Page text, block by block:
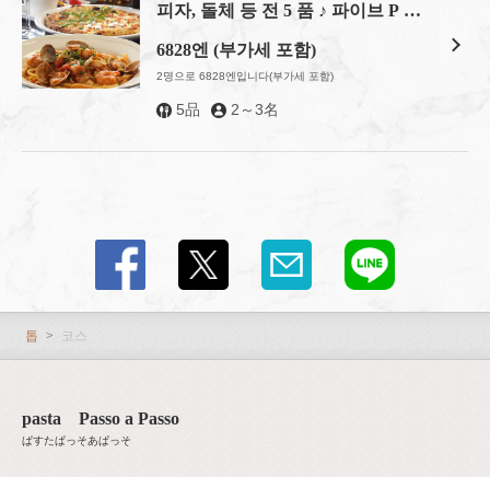
피자, 돌체 등 전 5 품 ♪ 파이브 P 세
6828엔 (부가세 포함)
2명으로 6828엔입니다(부가세 포함)
5品 2～3名
톱 코스
pasta Passo a Passo
ぱすたぱっそあぱっそ
코스 | pasta Passo a Passo
兵庫県川辺郡猪名川町紫合字白山前589-1
お店情報をコピー